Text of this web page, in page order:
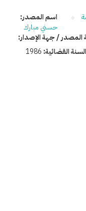
القضائية: 1986
اسم المصدر:
حسني مبارك
/ جهة الإصدار: